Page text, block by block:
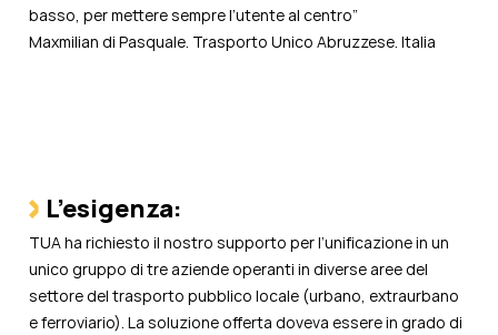
basso, per mettere sempre l’utente al centro”
Maxmilian di Pasquale. Trasporto Unico Abruzzese. Italia
L’esigenza:
TUA ha richiesto il nostro supporto per l’unificazione in un
unico gruppo di tre aziende operanti in diverse aree del
settore del trasporto pubblico locale (urbano, extraurbano
e ferroviario). La soluzione offerta doveva essere in grado di